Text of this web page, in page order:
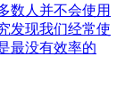
数人并不会使用
发现我们经常使
最没有效率的